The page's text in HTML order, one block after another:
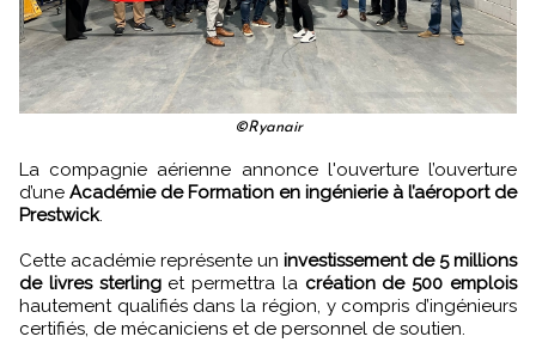
©Ryanair
La compagnie aérienne annonce l'ouverture l’ouverture
d’une Académie de Formation en ingénierie à l’aéroport de
Prestwick.
Cette académie représente un investissement de 5 millions
de livres sterlinget permettra la création de 500 emplois
hautement qualifiés dans la région, y compris d’ingénieurs
certifiés, de mécaniciens et de personnel de soutien.